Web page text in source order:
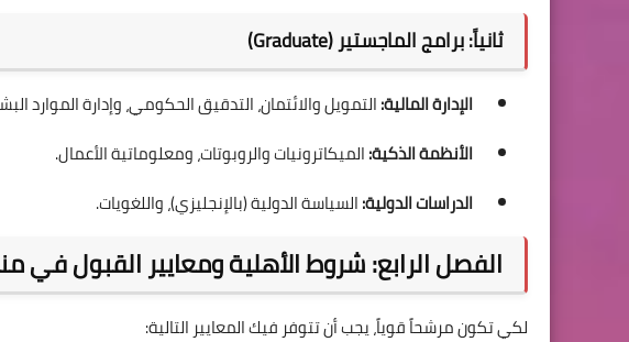
ثانياً: برامج الماجستير (Graduate)
الإدارة المالية:التمويل والائتمان، التدقيق الحكومي، وإدارة الموارد
الأنظمة الذكية:الميكاترونيات والروبوتات، ومعلوماتية الأعمال.
الدراسات الدولية:السياسة الدولية (بالإنجليزي)، واللغويات.
الفصل الرابع: شروط الأهلية ومعايير القبول في
لكي تكون مرشحاً قوياً، يجب أن تتوفر فيك المعايير التالية: